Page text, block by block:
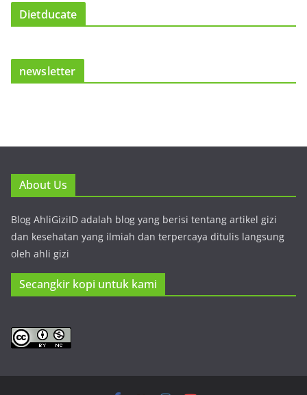
Dietducate
newsletter
About Us
Blog AhliGiziID adalah blog yang berisi tentang artikel gizi
dan kesehatan yang ilmiah dan terpercaya ditulis langsung
oleh ahli gizi
Secangkir kopi untuk kami